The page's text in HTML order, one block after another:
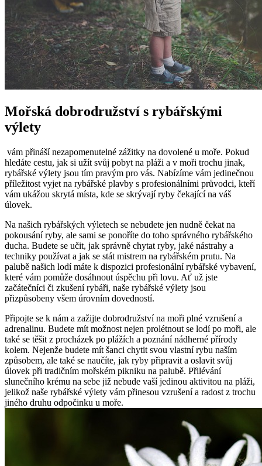
Mořská dobrodružství ​s ​rybářskými
výlety
‍ vám přináší nezapomenutelné zážitky‍ na dovolené‌ u moře. Pokud
hledáte cestu, jak si užít svůj pobyt na pláži a‌ v moři⁣ trochu jinak,
rybářské výlety jsou tím ⁣pravým pro‌ vás. Nabízíme vám jedinečnou
příležitost vyjet ⁤na rybářské plavby s profesionálními průvodci, kteří
vám ukážou⁢ skrytá místa, ​kde se skrývají ⁣ryby čekající na váš‌
úlovek.
Na našich rybářských výletech se nebudete jen⁢ nudně čekat ⁣na
pokousání ⁣ryby, ale sami se ponoříte do toho ​správného rybářského
ducha. Budete ⁤se učit, jak správně chytat ⁢ryby, jaké nástrahy a
techniky používat a jak se stát mistrem‍ na rybářském prutu.⁤ Na
palubě našich lodí⁤ máte ⁣k dispozici profesionální rybářské vybavení,
které vám ​pomůže dosáhnout ‍úspěchu při lovu.‌ Ať už ⁢jste⁣
začátečníci či zkušení rybáři, naše rybářské ‍výlety jsou
přizpůsobeny všem úrovním dovedností.
Připojte se k⁤ nám a zažijte dobrodružství ⁣na ⁣moři plné vzrušení a
adrenalinu. Budete mít možnost nejen prolétnout ‍se ⁢lodí po moři, ale
⁤také se těšit z procházek ⁢po ‍plážích ⁣a poznání nádherné⁤ přírody
kolem. Nejenže ‍budete mít šanci chytit svou vlastní⁣ rybu naším
způsobem, ale také se naučíte, jak ryby připravit a oslavit svůj
úlovek při tradičním mořském pikniku na palubě. Přilévání
slunečního ‌krému na ​sebe⁤ již nebude vaší jedinou aktivitou na pláži,
‌jelikož naše rybářské výlety vám přinesou vzrušení a radost⁢ z trochu
⁣jiného druhu odpočinku u moře.